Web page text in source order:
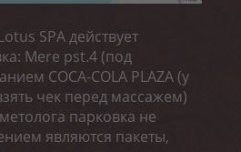
SPA действует
Mere pst.4 (под
COCA-COLA PLAZA (у
чек перед массажем)
парковка не
являются пакеты,